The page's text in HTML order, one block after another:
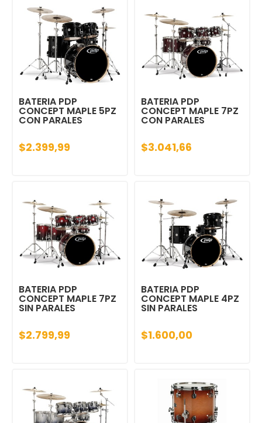
BATERIA PDP
CONCEPT MAPLE 5PZ
CON PARALES
$2.399,99
BATERIA PDP
CONCEPT MAPLE 7PZ
CON PARALES
$3.041,66
BATERIA PDP
CONCEPT MAPLE 7PZ
SIN PARALES
$2.799,99
BATERIA PDP
CONCEPT MAPLE 4PZ
SIN PARALES
$1.600,00